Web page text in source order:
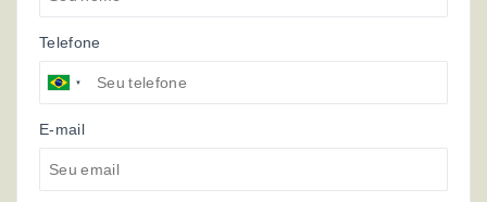
Telefone
E-mail